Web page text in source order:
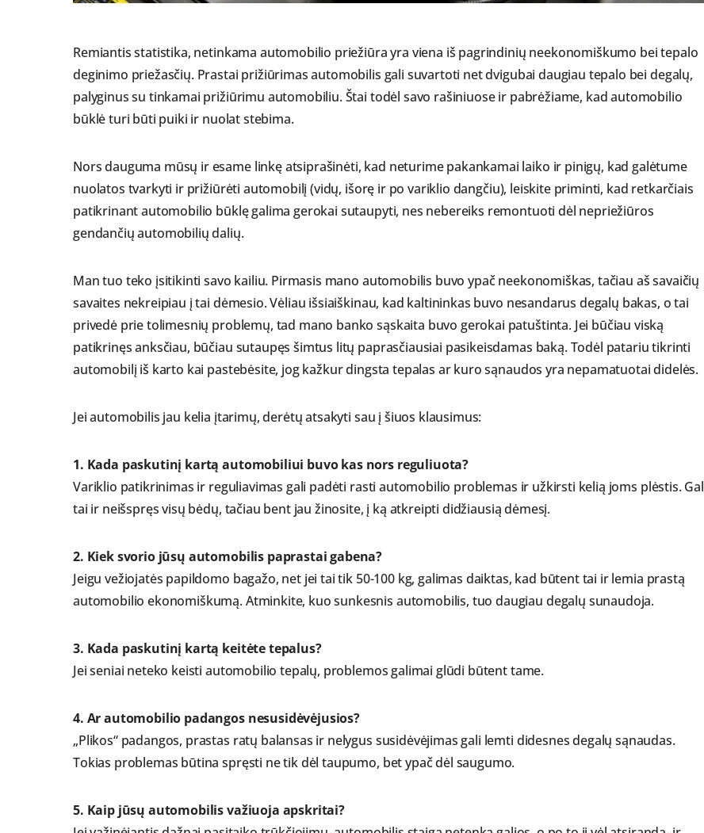
Remiantis statistika, netinkama automobilio priežiūra yra viena iš pagrindinių neekonomiškumo bei tepalo
deginimo priežasčių. Prastai prižiūrimas automobilis gali suvartoti net dvigubai daugiau tepalo bei degalų,
palyginus su tinkamai prižiūrimu automobiliu. Štai todėl savo rašiniuose ir pabrėžiame, kad automobilio
būklė turi būti puiki ir nuolat stebima.
Nors dauguma mūsų ir esame linkę atsiprašinėti, kad neturime pakankamai laiko ir pinigų, kad galėtume
nuolatos tvarkyti ir prižiūrėti automobilį (vidų, išorę ir po variklio dangčiu), leiskite priminti, kad retkarčiais
patikrinant automobilio būklę galima gerokai sutaupyti, nes nebereiks remontuoti dėl nepriežiūros
gendančių automobilių dalių.
Man tuo teko įsitikinti savo kailiu. Pirmasis mano automobilis buvo ypač neekonomiškas, tačiau aš savaičių
savaites nekreipiau į tai dėmesio. Vėliau išsiaiškinau, kad kaltininkas buvo nesandarus degalų bakas, o tai
privedė prie tolimesnių problemų, tad mano banko sąskaita buvo gerokai patuštinta. Jei būčiau viską
patikrinęs anksčiau, būčiau sutaupęs šimtus litų paprasčiausiai pasikeisdamas baką. Todėl patariu tikrinti
automobilį iš karto kai pastebėsite, jog kažkur dingsta tepalas ar kuro sąnaudos yra nepamatuotai didelės.
Jei automobilis jau kelia įtarimų, derėtų atsakyti sau į šiuos klausimus:
1. Kada paskutinį kartą automobiliui buvo kas nors reguliuota?
Variklio patikrinimas ir reguliavimas gali padėti rasti automobilio problemas ir užkirsti kelią joms plėstis. Gal
tai ir neišspręs visų bėdų, tačiau bent jau žinosite, į ką atkreipti didžiausią dėmesį.
2. Kiek svorio jūsų automobilis paprastai gabena?
Jeigu vežiojatės papildomo bagažo, net jei tai tik 50-100 kg, galimas daiktas, kad būtent tai ir lemia prastą
automobilio ekonomiškumą. Atminkite, kuo sunkesnis automobilis, tuo daugiau degalų sunaudoja.
3. Kada paskutinį kartą keitėte tepalus?
Jei seniai neteko keisti automobilio tepalų, problemos galimai glūdi būtent tame.
4. Ar automobilio padangos nesusidėvėjusios?
„Plikos“ padangos, prastas ratų balansas ir nelygus susidėvėjimas gali lemti didesnes degalų sąnaudas.
Tokias problemas būtina spręsti ne tik dėl taupumo, bet ypač dėl saugumo.
5. Kaip jūsų automobilis važiuoja apskritai?